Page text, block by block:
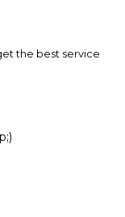
the best service